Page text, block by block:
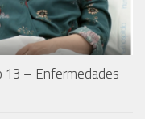
13 – Enfermedades